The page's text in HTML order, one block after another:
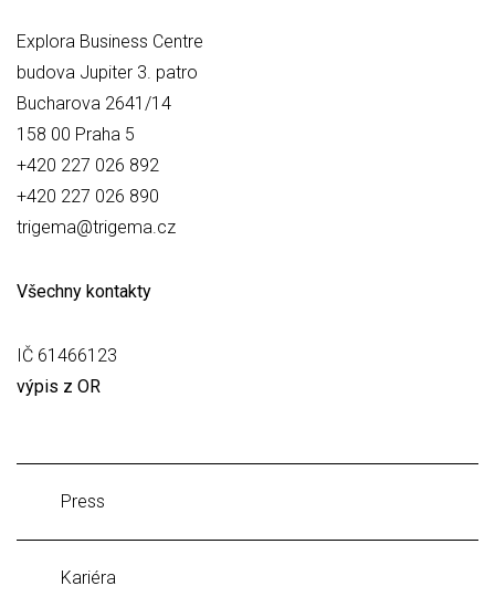
Explora Business Centre
budova Jupiter 3. patro
Bucharova 2641/14
158 00 Praha 5
+420 227 026 892
+420 227 026 890
trigema@trigema.cz
Všechny kontakty
IČ 61466123
výpis z OR
Press
Kariéra